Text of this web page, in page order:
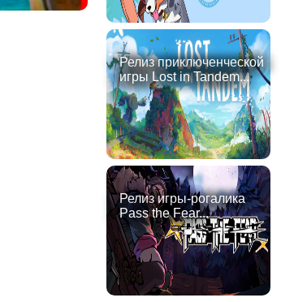
Релиз приключенческой
игры Lost in Tandem...
Релиз игры-рогалика
Pass the Fear...